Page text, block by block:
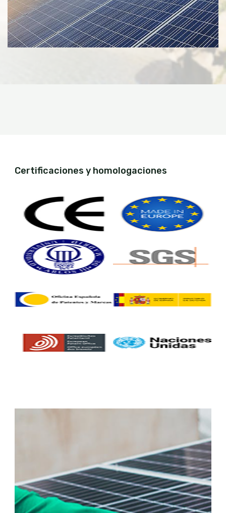
Certificaciones y homologaciones